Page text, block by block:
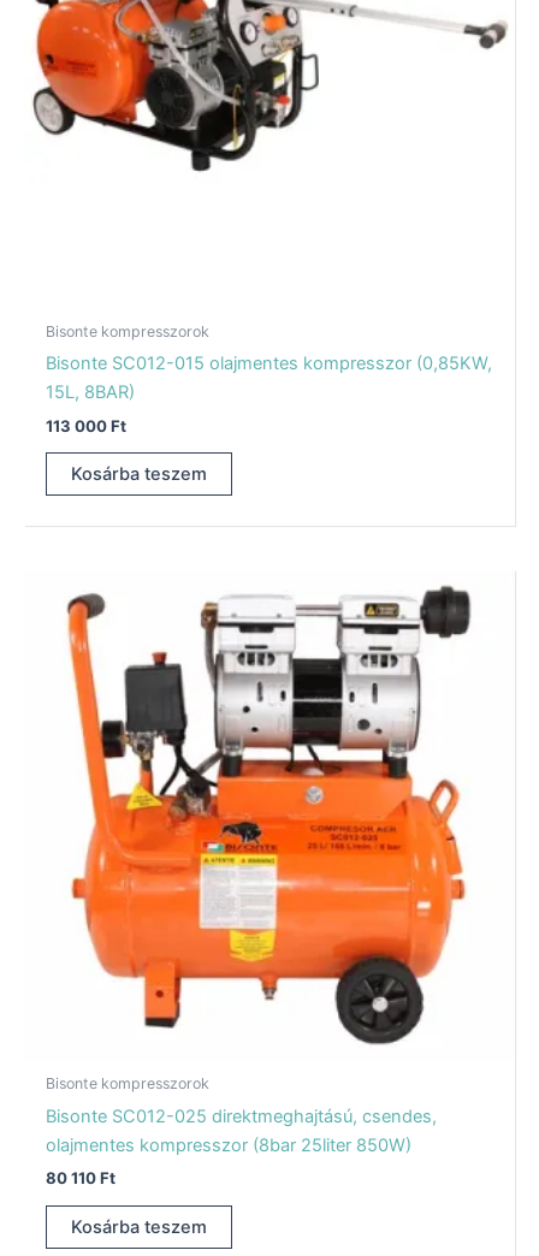
Bisonte kompresszorok
Bisonte SC012-015 olajmentes kompresszor (0,85KW,
15L, 8BAR)
113 000Ft
Kosárba teszem
Bisonte kompresszorok
Bisonte SC012-025 direktmeghajtású, csendes,
olajmentes kompresszor (8bar 25liter 850W)
80 110Ft
Kosárba teszem